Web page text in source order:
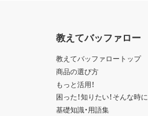
教えてバッファロー
教えてバッファロートップ
商品の選び方
もっと活用！
困った！知りたい！そんな時に
基礎知識・用語集